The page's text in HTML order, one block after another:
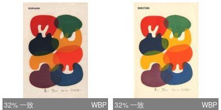
32% 一致 WBP 32% 一致 WBP